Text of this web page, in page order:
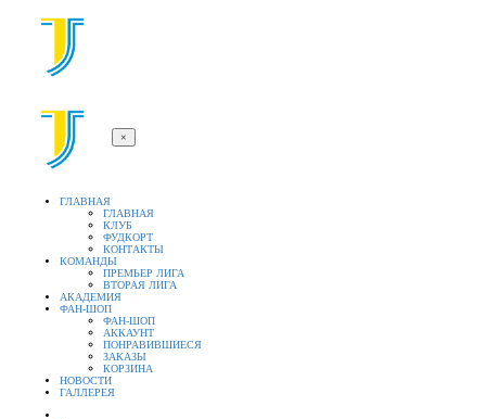
×
ГЛАВНАЯ
ГЛАВНАЯ
КЛУБ
ФУДКОРТ
КОНТАКТЫ
КОМАНДЫ
ПРЕМЬЕР ЛИГА
ВТОРАЯ ЛИГА
АКАДЕМИЯ
ФАН-ШОП
ФАН-ШОП
АККАУНТ
ПОНРАВИВШИЕСЯ
ЗАКАЗЫ
КОРЗИНА
НОВОСТИ
ГАЛЛЕРЕЯ